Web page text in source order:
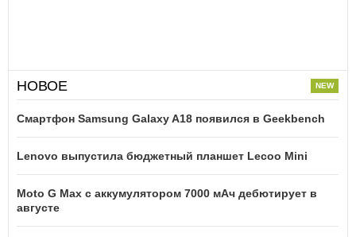
НОВОЕ
Смартфон Samsung Galaxy A18 появился в Geekbench
Lenovo выпустила бюджетный планшет Lecoo Mini
Moto G Max с аккумулятором 7000 мАч дебютирует в
августе